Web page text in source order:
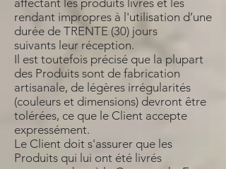
affectant les produits livrés et les
rendant impropres à l'utilisation d’une
durée de TRENTE (30) jours
suivants leur réception.
Il est toutefois précisé que la plupart
des Produits sont de fabrication
artisanale, de légères irrégularités
(couleurs et dimensions) devront être
tolérées, ce que le Client accepte
expressément.
Le Client doit s'assurer que les
Produits qui lui ont été livrés